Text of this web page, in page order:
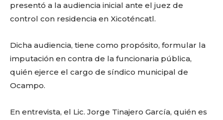
presentó a la audiencia inicial ante el juez de
control con residencia en Xicoténcatl.
Dicha audiencia, tiene como propósito, formular la
imputación en contra de la funcionaria pública,
quién ejerce el cargo de síndico municipal de
Ocampo.
En entrevista, el Lic. Jorge Tinajero García, quién es